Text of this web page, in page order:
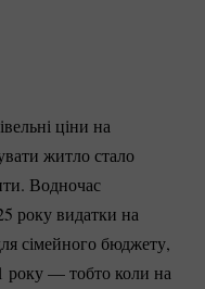
ціни на
житло стало
Водночас
року видатки на
сімейного бюджету,
року — тобто коли на